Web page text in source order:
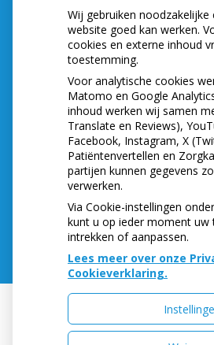
Maandag,
van9.00tot16.30
Dinsdag,
van8.15tot16.30
Woensdag, van8.15tot16.30
van 8.15
16.30
Vrijdag,
van8.30tot 16.30
Telefonisch zijn wij bereikbaar
Maandag,
van8.30tot12.00
Dinsdag,
van8.30tot12.00
Woensdag, van8.30 tot12.00
Donderdag,van
Vrijdag,
van8.30tot12.00
Uw Zorg Online
Wij gebruiken
website goed kan werken.
cookies en externe inhoud
toestemming.
Voor analytische cookies
Matomo en Google
inhoud werken wij samen
Translate en Reviews),
Facebook, Instagram, X
Patiëntenvertellen en
partijen kunnen gegevens
verwerken.
Via Cookie-instellingen
kunt u op ieder moment
intrekken of aanpassen.
Lees meer over onze
Cookieverklaring.